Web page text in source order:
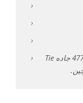
اضافه کنید: کارخانه شماره 6، پلاک 477 جاده Tie